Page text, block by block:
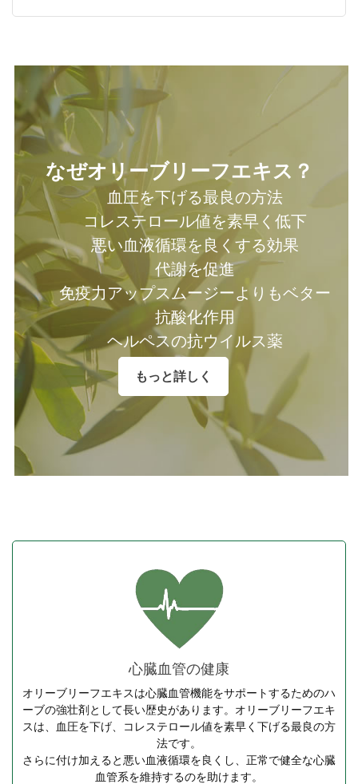
なぜオリーブリーフエキス？
血圧を下げる最良の方法
コレステロール値を素早く低下
悪い血液循環を良くする効果
代謝を促進
免疫力アップスムージーよりもベター
抗酸化作用
ヘルペスの抗ウイルス薬
もっと詳しく
心臓血管の健康
オリーブリーフエキスは心臓血管機能をサポートするためのハ
ーブの強壮剤として長い歴史があります。オリーブリーフエキ
スは、血圧を下げ、コレステロール値を素早く下げる最良の方
法です。
さらに付け加えると悪い血液循環を良くし、正常で健全な心臓
血管系を維持するのを助けます。